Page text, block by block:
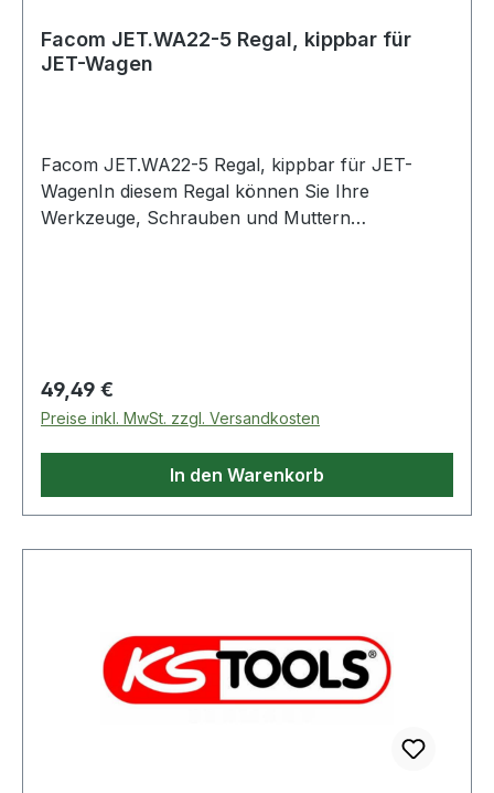
Facom JET.WA22-5 Regal, kippbar für
JET-Wagen
Facom JET.WA22-5 Regal, kippbar für JET-
WagenIn diesem Regal können Sie Ihre
Werkzeuge, Schrauben und Muttern
Herausfallens während der Bewegung des
Wagens.Ein Rand an der Vorderseite verhindert,
dass Gegenstände herunterfallen.Das Regal
kann in 3 verschiedenen Winkeln 0° / 15° / 30°
nach Ihren Bedürfnissen gekippt
werden.Robuste Stahlkonstruktion -
Regulärer Preis:
49,49 €
Preise inkl. MwSt. zzgl. Versandkosten
In den Warenkorb